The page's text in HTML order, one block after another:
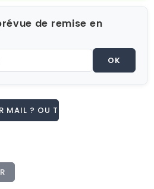
de remise en
OK
MAIL ? OU TÉL 02.51.62.16.59